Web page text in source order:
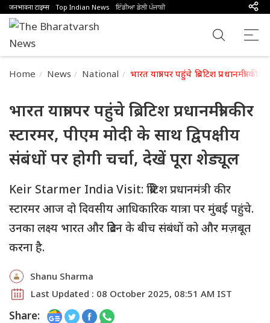
जनभावना टाइम्स Top Indian News ਇੰਡੀਆ ਡੇਲੀ ਪੰਜਾਬੀ
Home News National भारत यात्रा पर पहुंचे ब्रिटिश प्रधानमंत्री
भारत यात्रा पर पहुंचे ब्रिटिश प्रधानमंत्री कीर
स्टारमर, पीएम मोदी के साथ द्विपक्षीय
संबंधों पर होगी चर्चा, देखें पूरा शेड्यूल
Keir Starmer India Visit: ब्रिटिश प्रधानमंत्री कीर
स्टारमर आज दो दिवसीय आधिकारिक यात्रा पर मुंबई पहुंचे.
उनका लक्ष्य भारत और ब्रिटेन के बीच संबंधों को और मज़बूत
करना है.
Shanu Sharma
Last Updated : 08 October 2025, 08:51 AM IST
Share: